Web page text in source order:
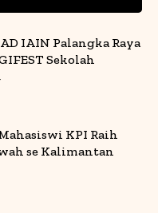
IAIN Palangka Raya
Sekolah
KPI Raih
se Kalimantan